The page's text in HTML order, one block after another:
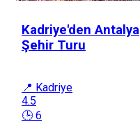
Kadriye'den Antalya
Şehir Turu
📍 Kadriye
4.5
🕒 6